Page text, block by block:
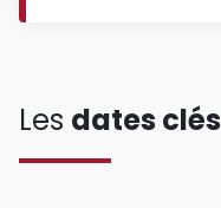
Les dates clés